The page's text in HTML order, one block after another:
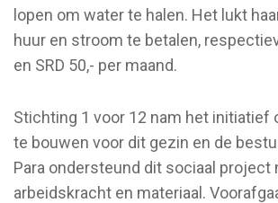
lopen om water te halen. Het lukt
huur en stroom te betalen,
en SRD 50,- per maand.
Stichting 1 voor 12 nam het initiatief
te bouwen voor dit gezin en de
Para ondersteund dit sociaal project
arbeidskracht en materiaal.